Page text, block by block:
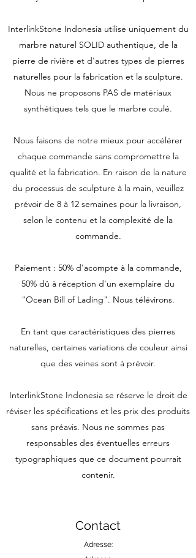
InterlinkStone Indonesia utilise uniquement du
marbre naturel SOLID authentique, de la
pierre de rivière et d'autres types de pierres
naturelles pour la fabrication et la sculpture.
Nous ne proposons PAS de matériaux
synthétiques tels que le marbre coulé.
Nous faisons de notre mieux pour accélérer
chaque commande sans compromettre la
qualité et la fabrication. En raison de la nature
du processus de sculpture à la main, veuillez
prévoir de 8 à 12 semaines pour la livraison,
selon le contenu et la complexité de la
commande.
Paiement : 50% d'acompte à la commande,
50% dû à réception d'un exemplaire du
"Ocean Bill of Lading". Nous télévirons.
En tant que caractéristiques des pierres
naturelles, certaines variations de couleur ainsi
que des veines sont à prévoir.
InterlinkStone Indonesia se réserve le droit de
réviser les spécifications et les prix des produits
sans préavis. Nous ne sommes pas
responsables des éventuelles erreurs
typographiques que ce document pourrait
contenir.
Contact
Adresse: